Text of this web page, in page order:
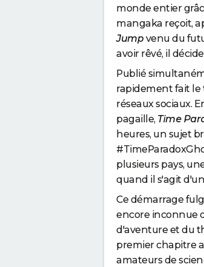
monde entier
mangaka reçoit,
Jump venu du
avoir rêvé, il
Publié
rapidement fait le
réseaux sociaux.
pagaille, Time
heures, un sujet
plusieurs pays,
quand il s'agit
Ce démarrage
encore inconnue
d'aventure et du
premier chapitre
amateurs de